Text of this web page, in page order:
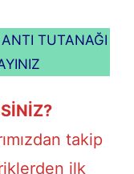
TUTANAĞI
takip
ilk